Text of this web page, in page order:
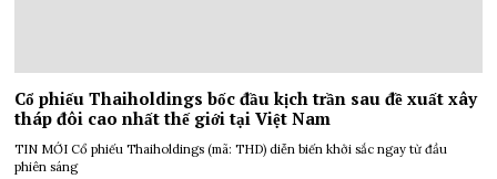
Cổ phiếu Thaiholdings bốc đầu kịch trần sau đề xuất xây
tháp đôi cao nhất thế giới tại Việt Nam
TIN MỚI Cổ phiếu Thaiholdings (mã: THD) diễn biến khởi sắc ngay từ đầu
phiên sáng